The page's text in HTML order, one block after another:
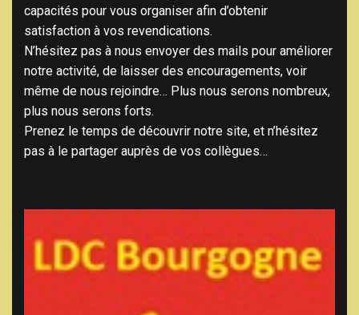
capacités pour vous organiser afin d’obtenir
satisfaction à vos revendications.
N’hésitez pas à nous envoyer des mails pour améliorer
notre activité, de laisser des encouragements, voir
même de nous rejoindre… Plus nous serons nombreux,
plus nous serons forts.
Prenez le temps de découvrir notre site, et n’hésitez
pas à le partager auprès de vos collègues…